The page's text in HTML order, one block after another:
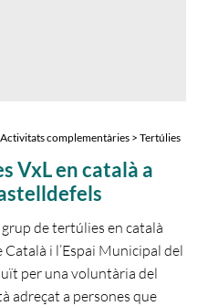
Activitats complementàries > Tertúlies
VxL en català a
de tertúlies en català
i l’Espai Municipal del
per una voluntària del
adreçat a persones que